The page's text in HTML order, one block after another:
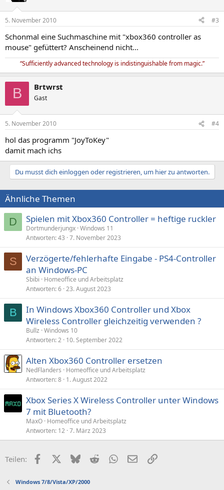
5. November 2010 #3
Schonmal eine Suchmaschine mit "xbox360 controller as
mouse" gefüttert? Anscheinend nicht...
“Sufficiently advanced technology is indistinguishable from magic.”
B Brtwrst
Gast
5. November 2010 #4
hol das programm "JoyToKey"
damit mach ichs
Du musst dich einloggen oder registrieren, um hier zu antworten.
Ähnliche Themen
D Spielen mit Xbox360 Controller = heftige ruckler
Dortmunderjungx Windows 11
Antworten 43 7. November 2023
S
Verzögerte/fehlerhafte Eingabe - PS4-Controller
an Windows-PC
Sbibi
Homeoffice und Arbeitsplatz
Antworten 6 23. August 2023
B
In Windows Xbox360 Controller und Xbox
Wireless Controller gleichzeitig verwenden ?
Bullz Windows 10
Antworten 2 10. September 2022
Alten Xbox360 Controller ersetzen
NedFlanders
Homeoffice und Arbeitsplatz
Antworten 8 1. August 2022
Xbox Series X Wireless Controller unter Windows
7 mit Bluetooth?
MaxO Homeoffice und Arbeitsplatz
Antworten 12 7. März 2023
Teilen: FacebookX (Twitter)
BlueskyRedditWhatsApp
E-MailLink
Windows 7/8/Vista/XP/2000